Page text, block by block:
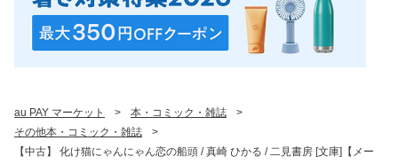
au PAY マーケット > 本・コミック・雑誌
>
その他本・コミック・雑誌
>
【中古】 化け猫にゃんにゃん恋の船頭 / 真崎 ひかる / 二見書房 [文庫]【メー